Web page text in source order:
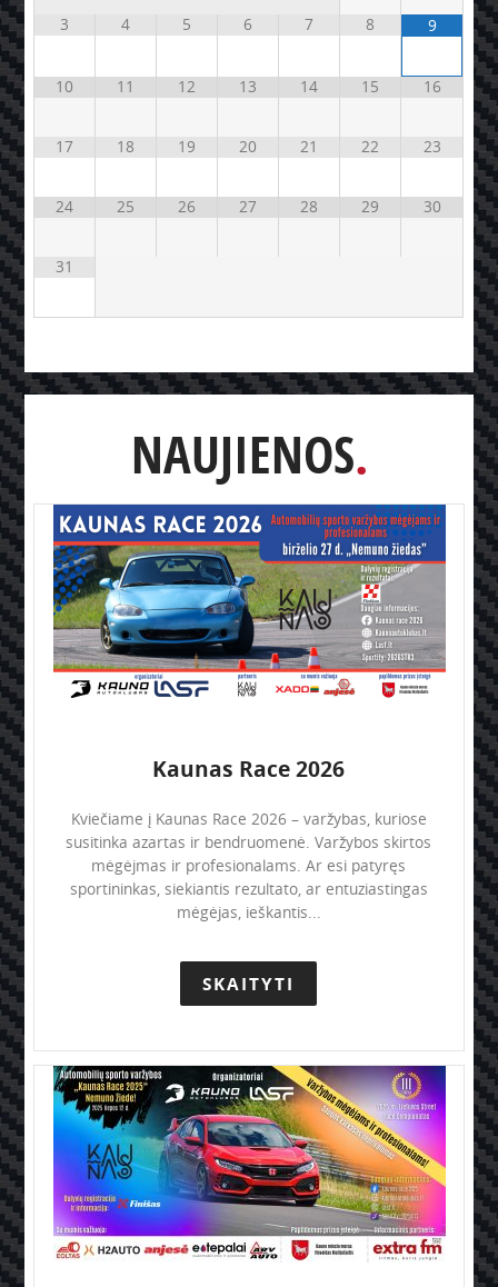
3 4 5 6 7 8 9
10 11 12 13 14 15 16
17 18 19 20 21 22 23
24 25 26 27 28 29 30
31
NAUJIENOS
Kaunas Race 2026
Kviečiame į Kaunas Race 2026 – varžybas, kuriose
susitinka azartas ir bendruomenė. Varžybos skirtos
mėgėjmas ir profesionalams. Ar esi patyręs
sportininkas, siekiantis rezultato, ar entuziastingas
mėgėjas, ieškantis...
SKAITYTI